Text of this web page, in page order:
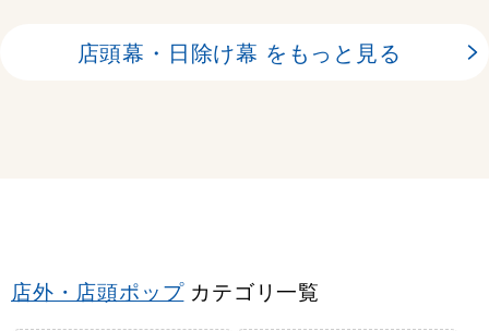
店頭幕・日除け幕 をもっと見る
店外・店頭ポップカテゴリ一覧